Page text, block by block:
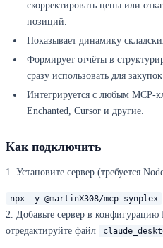
скорректировать цены или
позиций.
Показывает динамику
Формирует отчёты в
сразу использовать для
Интегрируется с любым MCP-
Enchanted, Cursor и другие.
Как подключить
1. Установите сервер (требуется
npx -y @martinX308/mcp-synplex
2. Добавьте сервер в
отредактируйте файл